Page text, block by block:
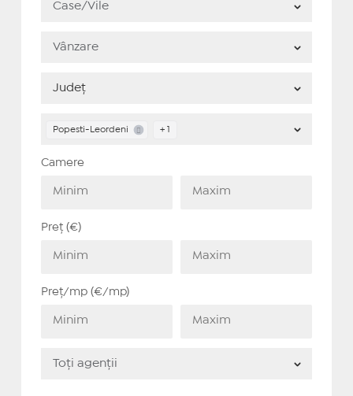
Popesti-Leordeni + 1
Camere
Preț (€)
Preț/mp (€/mp)